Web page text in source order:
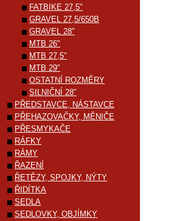
FATBIKE 27,5"
GRAVEL 27,5/650B
GRAVEL 28"
MTB 26"
MTB 27,5"
MTB 29"
OSTATNÍ ROZMĚRY
SILNIČNÍ 28"
PŘEDSTAVCE, NÁSTAVCE
PŘEHAZOVAČKY, MĚNIČE
PŘESMYKAČE
RÁFKY
RÁMY
ŘAZENÍ
ŘETĚZY, SPOJKY, NÝTY
ŘIDÍTKA
SEDLA
SEDLOVKY, OBJÍMKY